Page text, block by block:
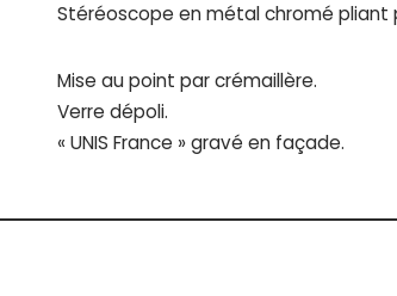
Stéréoscope en métal chromé pliant
Mise au point par crémaillère.
Verre dépoli.
« UNIS France » gravé en façade.